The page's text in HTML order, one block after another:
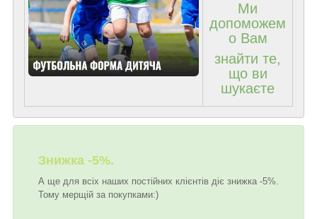
Ми
допоможем
о Вам
знайти те,
що ви
шукаєте
Знижка -5%.
А ще для всіх наших постійних клієнтів діє знижка -5%.
Тому мерщій за покупками:)